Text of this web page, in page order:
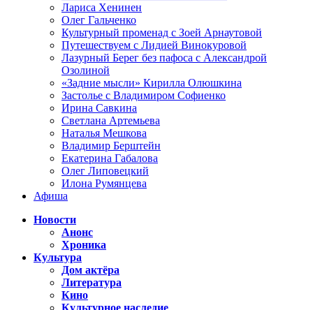
Лариса Хенинен
Олег Гальченко
Культурный променад с Зоей Арнаутовой
Путешествуем с Лидией Винокуровой
Лазурный Берег без пафоса с Александрой
Озолиной
«Задние мысли» Кирилла Олюшкина
Застолье с Владимиром Софиенко
Ирина Савкина
Светлана Артемьева
Наталья Мешкова
Владимир Берштейн
Екатерина Габалова
Олег Липовецкий
Илона Румянцева
Афиша
Новости
Анонс
Хроника
Культура
Дом актёра
Литература
Кино